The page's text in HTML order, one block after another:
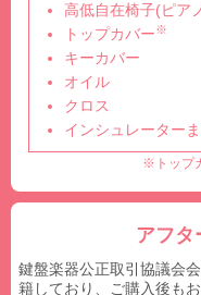
高低自在椅子(ピア
トップカバー※
キーカバー
オイル
クロス
インシュレーター
※トップ
アフタ
鍵盤楽器公正取引協議会
籍しており、ご購入後も